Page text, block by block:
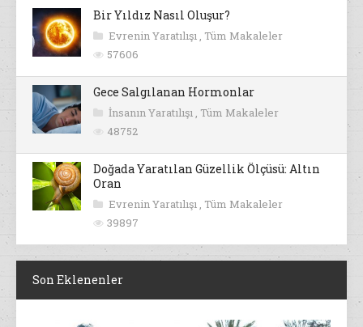
Bir Yıldız Nasıl Oluşur?
Evrenin Yaratılışı , Tüm Makaleler
57606
Gece Salgılanan Hormonlar
İnsanın Yaratılışı , Tüm Makaleler
48752
Doğada Yaratılan Güzellik Ölçüsü: Altın
Oran
Evrenin Yaratılışı , Tüm Makaleler
39897
Son Eklenenler